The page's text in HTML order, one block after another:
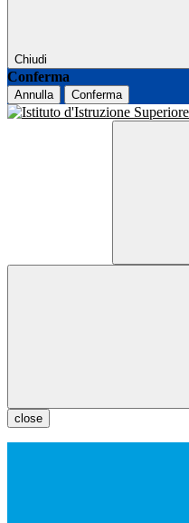
Chiudi
Conferma
Annulla Conferma
close